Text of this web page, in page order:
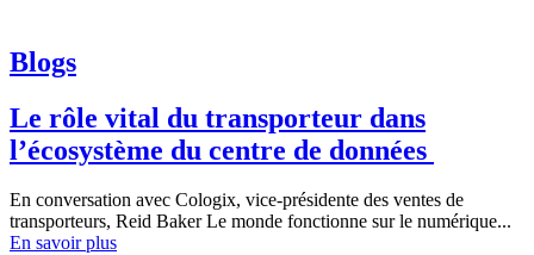
Blogs
Le rôle vital du transporteur dans
l’écosystème du centre de données
En conversation avec Cologix, vice-présidente des ventes de
transporteurs, Reid Baker Le monde fonctionne sur le numérique...
En savoir plus